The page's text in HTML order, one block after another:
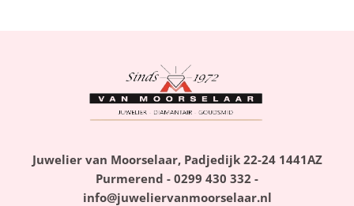
Juwelier van Moorselaar, Padjedijk 22-24 1441AZ
Purmerend - 0299 430 332 -
info@juweliervanmoorselaar.nl